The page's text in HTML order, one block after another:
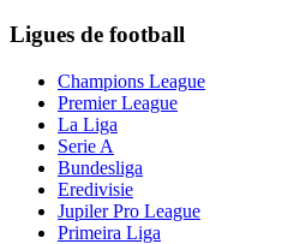
Ligues de football
Champions League
Premier League
La Liga
Serie A
Bundesliga
Eredivisie
Jupiler Pro League
Primeira Liga